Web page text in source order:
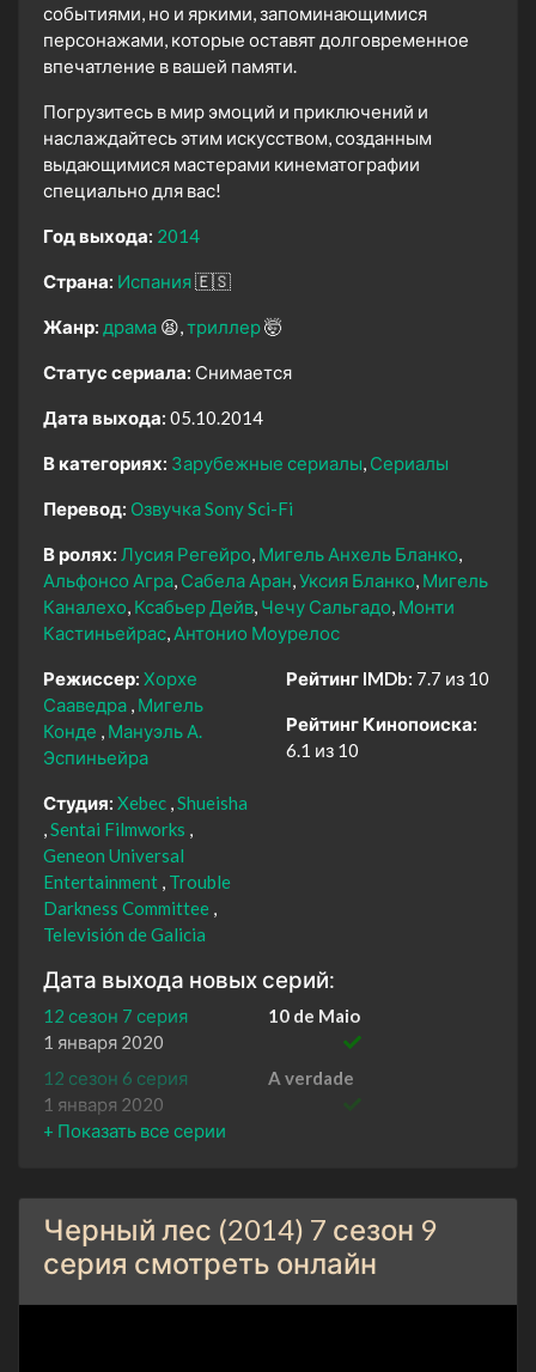
событиями, но и яркими, запоминающимися
персонажами, которые оставят долговременное
впечатление в вашей памяти.
Погрузитесь в мир эмоций и приключений и
наслаждайтесь этим искусством, созданным
выдающимися мастерами кинематографии
специально для вас!
Год выхода: 2014
Страна: Испания🇪🇸
Жанр: драма 😫 триллер🤯
Статус сериала: Снимается
Дата выхода: 05.10.2014
В категориях: Зарубежные сериалы Сериалы
Перевод: Озвучка Sony Sci-Fi
В ролях: Лусия Регейро Мигель Анхель Бланко
Альфонсо Агра Сабела Аран Уксия Бланко Мигель
Каналехо Ксабьер Дейв Чечу Сальгадо Монти
Кастиньейрас Антонио Моурелос
Режиссер: Хорхе
Сааведра Мигель
Конде
Мануэль А.
Эспиньейра
Студия: Xebec Shueisha
Sentai Filmworks
Geneon Universal
Entertainment Trouble
Darkness Committee
Televisión de Galicia
Рейтинг IMDb: 7.7 из 10
Рейтинг Кинопоиска:
6.1 из 10
Дата выхода новых серий:
12 сезон 7 серия
10 de Maio
1 января 2020
12 сезон 6 серия
A verdade
1 января 2020
12 сезон 5 серия
12 сезон 4 серия
Inimigos reais, amigos
imaxinarios
1 января 2020
Черный лес (2014) 7 сезон 9
серия смотреть онлайн